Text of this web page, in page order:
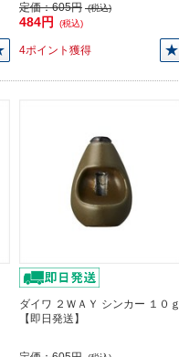
定価：605円 (税込)
484円 (税込)
4ポイント獲得
ダイワ ２ＷＡＹ シンカー １０ｇ
【即日発送】